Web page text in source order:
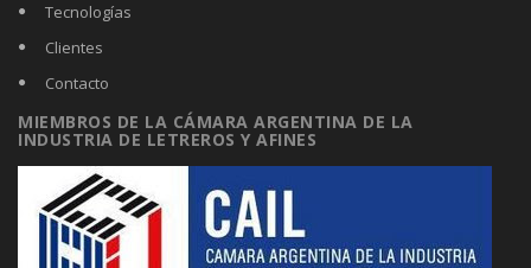
Tecnologías
Clientes
Contacto
MIEMBROS DE LA CÁMARA ARGENTINA DE LA
INDUSTRIA DE LETREROS Y AFINES